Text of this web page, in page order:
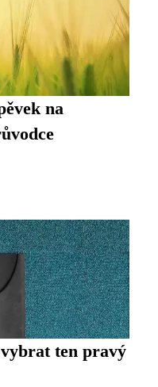
na
ten pravý